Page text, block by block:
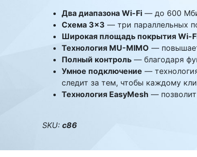
UPS Источники
бесперебойного питания
Мышки и Клавиатуры
Наушники
Сетевое оборудование
Видеоконференцсвязь
Digital Signage
Два диапазона Wi-Fi — до 600
Схема 3×3 — три параллельных
Широкая площадь покрытия Wi-
Технология MU-MIMO —
Полный контроль — благодаря
Умное подключение —
следит за тем, чтобы каждому
Технология EasyMesh —
SKU: c86